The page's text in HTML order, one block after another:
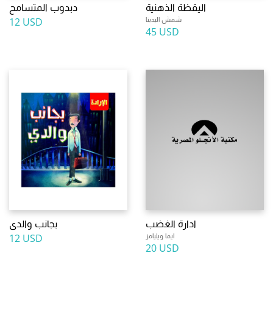
دبدوب المتسامح
12 USD
اليقظة الذهنية
شمش اليدينا
45 USD
بجانب والدى
12 USD
ادارة الغضب
ايما ويليامز
20 USD